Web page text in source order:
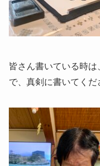
皆さん書いている時
で、真剣に書いてくだ